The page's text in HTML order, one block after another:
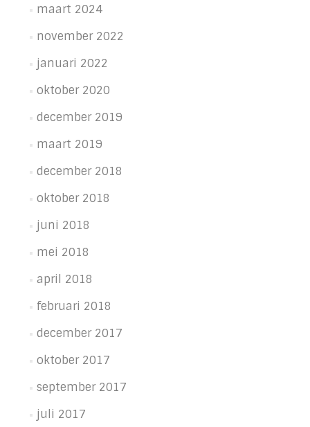
maart 2024
november 2022
januari 2022
oktober 2020
december 2019
maart 2019
december 2018
oktober 2018
juni 2018
mei 2018
april 2018
februari 2018
december 2017
oktober 2017
september 2017
juli 2017